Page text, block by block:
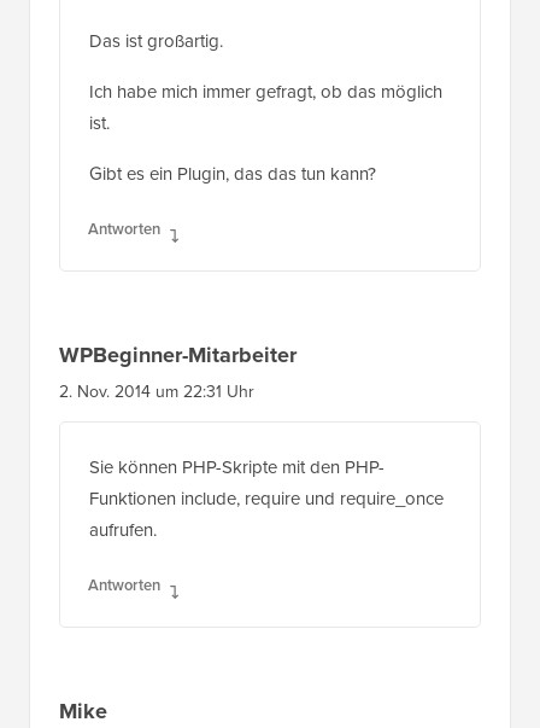
Das ist großartig.
Ich habe mich immer gefragt, ob das möglich
ist.
Gibt es ein Plugin, das das tun kann?
Antworten
WPBeginner-Mitarbeiter
2. Nov. 2014 um 22:31 Uhr
Sie können PHP-Skripte mit den PHP-
Funktionen include, require und require_once
aufrufen.
Antworten
Mike